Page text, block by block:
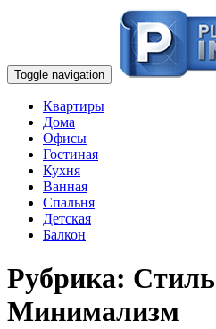
Toggle navigation
Квартиры
Дома
Офисы
Гостиная
Кухня
Ванная
Спальня
Детская
Балкон
Рубрика: Стиль
Минимализм